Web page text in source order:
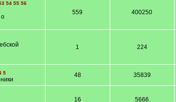
54 55 56
559 400250
1 224
5 48 35839
16 5666